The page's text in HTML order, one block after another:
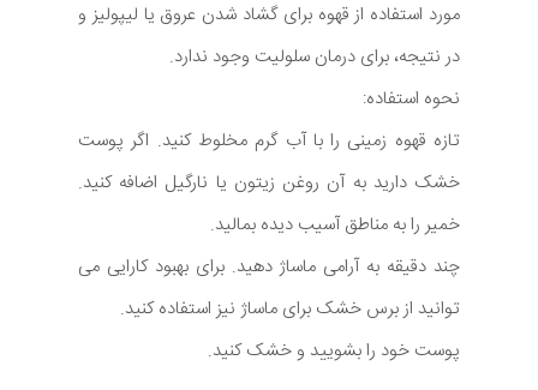
مورد استفاده از قهوه برای گشاد شدن عروق یا لیپولیز و
در نتیجه، برای درمان سلولیت وجود ندارد.
نحوه استفاده:
تازه قهوه زمینی را با آب گرم مخلوط کنید. اگر پوست
خشک دارید به آن روغن زیتون یا نارگیل اضافه کنید.
خمیر را به مناطق آسیب دیده بمالید.
چند دقیقه به آرامی ماساژ دهید. برای بهبود کارایی می
توانید از برس خشک برای ماساژ نیز استفاده کنید.
پوست خود را بشویید و خشک کنید.